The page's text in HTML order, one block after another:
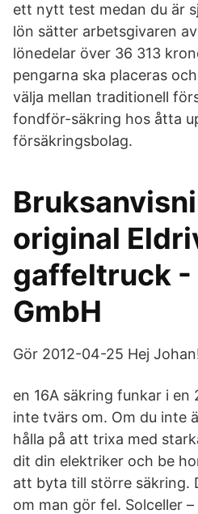
ett nytt test medan du är
lön sätter arbetsgivaren
lönedelar över 36 313
pengarna ska placeras
välja mellan traditionell
fondför-säkring hos åtta
försäkringsbolag.
original
gaffeltruck -
GmbH
Gör 2012-04-25 Hej
en 16A säkring funkar i en
inte tvärs om. Om du inte
hålla på att trixa med
dit din elektriker och be
att byta till större säkring.
om man gör fel. Solceller